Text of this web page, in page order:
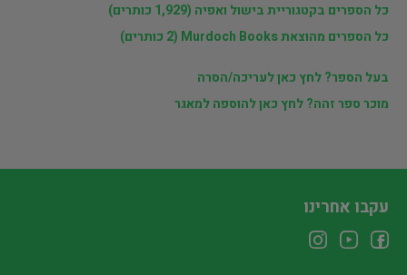
כל הספרים בקטגוריית בישול ואפיה (1,929 כותרים)
כל הספרים מהוצאת Murdoch Books (2 כותרים)
בעל הספר? לחץ כאן לעריכה/הסרה
מוכר ספר זהה? לחץ כאן להוספה למאגר
עקבו אחרינו